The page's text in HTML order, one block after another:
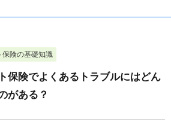
保険の基礎知識
保険でよくあるトラブルにはどん
がある？